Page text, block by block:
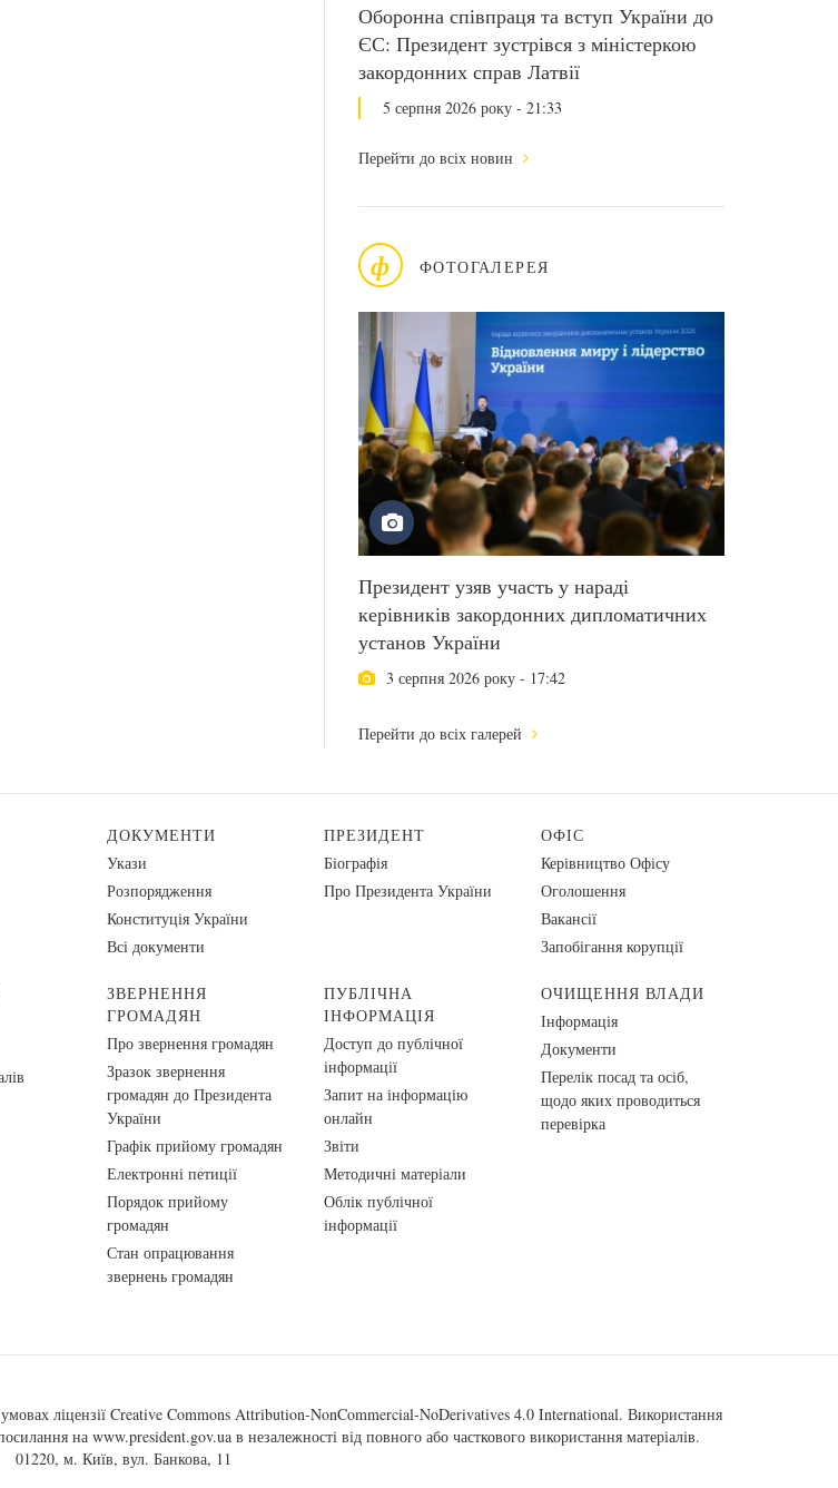
Оборонна співпраця та вступ України до
ЄС: Президент зустрівся з міністеркою
закордонних справ Латвії
5 серпня 2026 року - 21:33
Перейти до всіх новин
ф ФОТОГАЛЕРЕЯ
Президент узяв участь у нараді
керівників закордонних дипломатичних
установ України
3 серпня 2026 року - 17:42
Перейти до всіх галерей
ДОКУМЕНТИ
Укази
Розпорядження
Конституція України
Всі документи
ПРЕЗИДЕНТ
Біографія
Про Президента України
ОФІС
Керівництво Офісу
Оголошення
Вакансії
Запобігання корупції
ЗВЕРНЕННЯ
ГРОМАДЯН
Про звернення громадян
Зразок звернення
громадян до Президента
України
Графік прийому громадян
Електронні петиції
Порядок прийому
громадян
Стан опрацювання
звернень громадян
ПУБЛІЧНА
ІНФОРМАЦІЯ
Доступ до публічної
інформації
Запит на інформацію
онлайн
Звіти
Методичні матеріали
Облік публічної
інформації
ОЧИЩЕННЯ ВЛАДИ
Інформація
Документи
Перелік посад та осіб,
щодо яких проводиться
перевірка
ліцензії Creative Commons Attribution-NonCommercial-NoDerivatives 4.0 International. Використання
на www.president.gov.ua в незалежності від повного або часткового використання матеріалів.
01220, м. Київ, вул. Банкова, 11